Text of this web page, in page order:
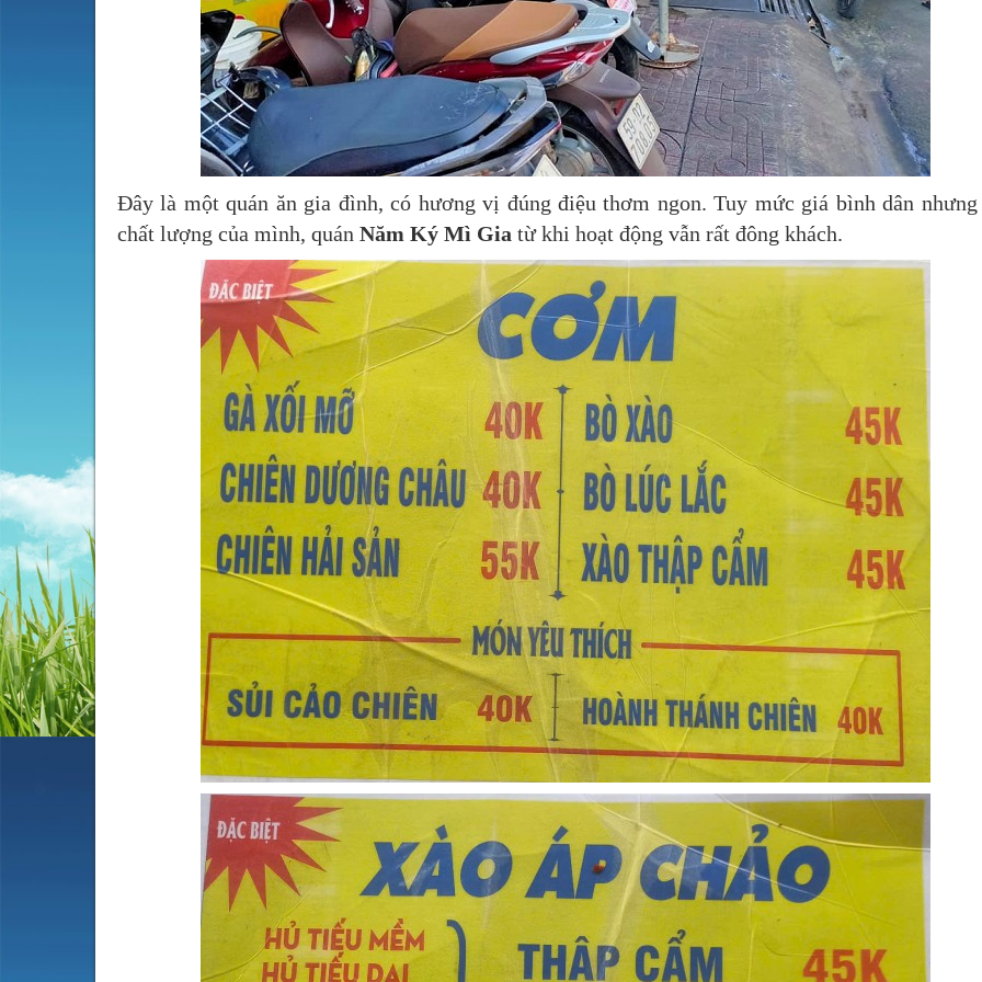
Đây là một quán ăn gia đình, có hương vị đúng điệu thơm ngon. Tuy mức giá bình dân
chất lượng của mình, quán Năm Ký Mì Gia từ khi hoạt động vẫn rất đông khách.